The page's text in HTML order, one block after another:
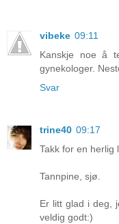
vibeke 09:11
Kanskje noe å
gynekologer.
Svar
trine40 09:17
Takk for en herlig
Tannpine, sjø.
Er litt glad i deg,
veldig godt:)